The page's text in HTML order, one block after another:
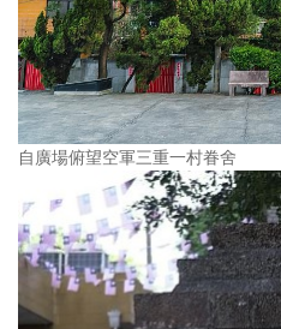
自廣場俯望空軍三重一村眷舍